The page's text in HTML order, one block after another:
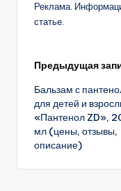
Реклама.
статье.
записи
Предыдущая
Бальзам с
для детей и
«Пантенол ZD»,
мл (цены, отзывы,
описание)